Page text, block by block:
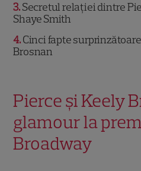
3 Secretul relației dintre
Shaye Smith
4 Cinci fapte
Brosnan
Pierce și Keely
glamour la
Broadway